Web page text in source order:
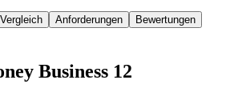
Vergleich Anforderungen
Bewertungen
Business 12